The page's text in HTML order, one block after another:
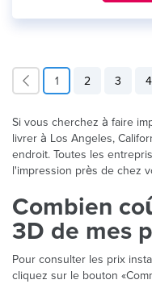
1 2 3 4
Si vous cherchez à faire
livrer à Los Angeles,
endroit. Toutes les
l'impression près de chez
Combien
3D de mes
Pour consulter les prix
cliquez sur le bouton